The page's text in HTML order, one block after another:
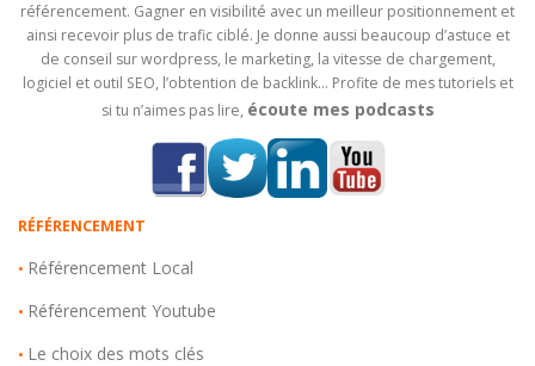
référencement. Gagner en visibilité avec un meilleur positionnement et
ainsi recevoir plus de trafic ciblé. Je donne aussi beaucoup d’astuce et
de conseil sur wordpress, le marketing, la vitesse de chargement,
logiciel et outil SEO, l’obtention de backlink… Profite de mes tutoriels et
si tu n’aimes pas lire, écoute mes podcasts
RÉFÉRENCEMENT
• Référencement Local
• Référencement Youtube
• Le choix des mots clés